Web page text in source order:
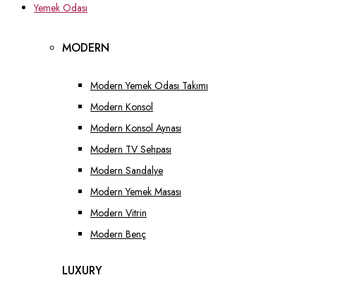
Yemek Odası
MODERN
Modern Yemek Odası Takımı
Modern Konsol
Modern Konsol Aynası
Modern TV Sehpası
Modern Sandalye
Modern Yemek Masası
Modern Vitrin
Modern Benç
LUXURY